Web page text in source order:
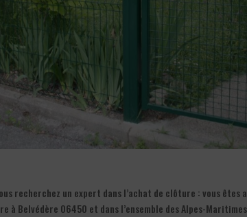
recherchez un expert dans l’achat de clôture : vous
à Belvédère 06450 et dans l’ensemble des Alpes-